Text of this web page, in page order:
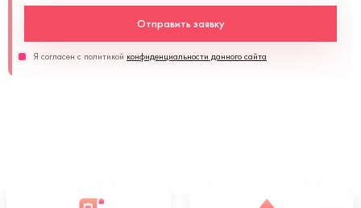
Отправить заявку
Я согласен с политикой конфиденциальности данного сайта